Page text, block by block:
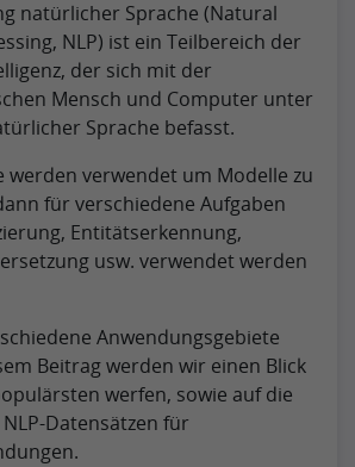
natürlicher Sprache (Natural
NLP) ist ein Teilbereich der
der sich mit der
Mensch und Computer unter
Sprache befasst.
werden verwendet um Modelle zu
für verschiedene Aufgaben
Entitätserkennung,
usw. verwendet werden
Anwendungsgebiete
Beitrag werden wir einen Blick
werfen, sowie auf die
Datensätzen für